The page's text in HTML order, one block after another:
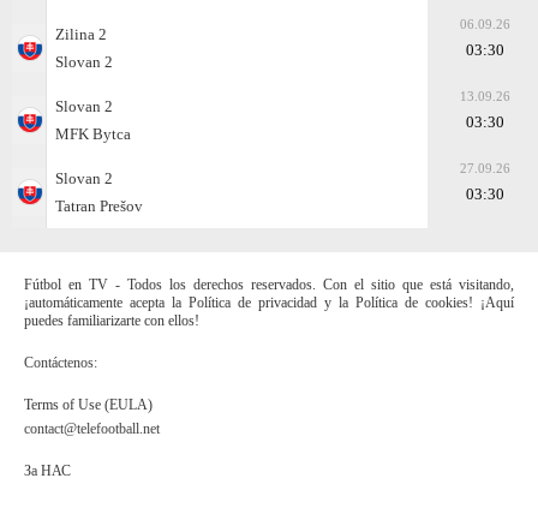
Zilina 2
Slovan 2
06.09.26
03:30
Slovan 2
MFK Bytca
13.09.26
03:30
Slovan 2
Tatran Prešov
27.09.26
03:30
Fútbol en TV - Todos los derechos reservados. Con el sitio que está visitando,
¡automáticamente acepta la Política de privacidad y la Política de cookies! ¡Aquí
puedes familiarizarte con ellos!
Contáctenos:
Terms of Use (EULA)
contact@telefootball.net
За НАС